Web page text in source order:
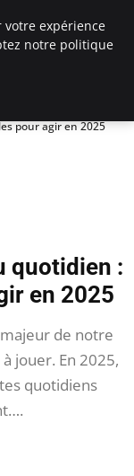
pour agir en 2025
quotidien :
en 2025
de notre
jouer. En 2025,
quotidiens
votre expérience
notre politique